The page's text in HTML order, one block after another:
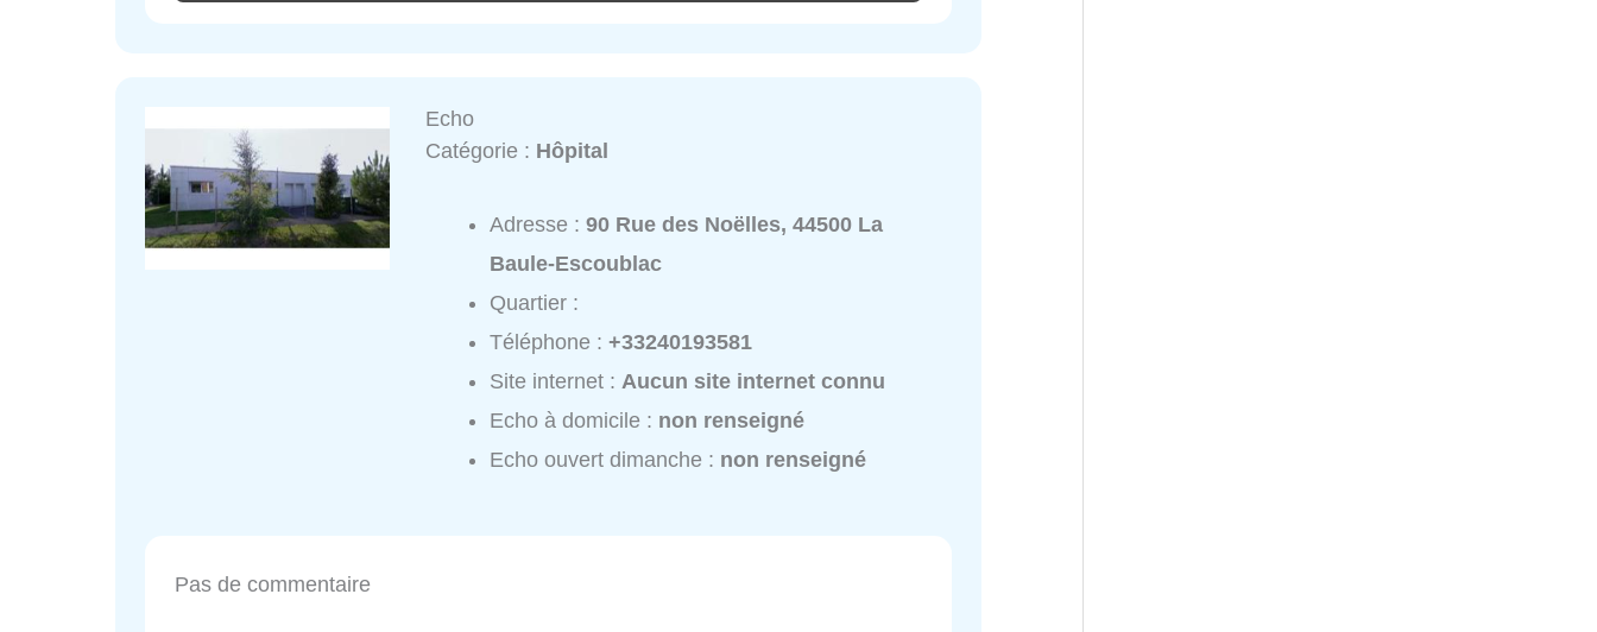
Echo
Catégorie : Hôpital
Adresse :90 Rue des Noëlles, 44500 La
Baule-Escoublac
Quartier :
Téléphone :+33240193581
Site internet : Aucun site internet connu
Echo à domicile : non renseigné
Echo ouvert dimanche : non renseigné
Pas de commentaire